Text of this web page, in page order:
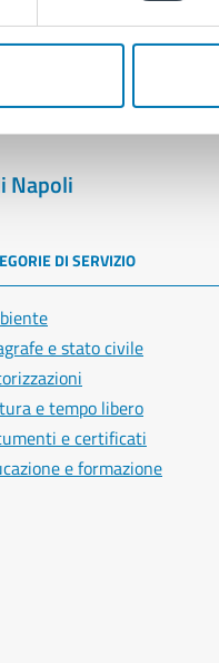
Segnala disservizio
Napoli
DI SERVIZIO
e stato civile
e tempo libero
e certificati
e formazione